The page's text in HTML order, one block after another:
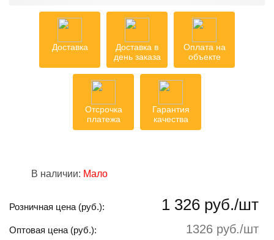
Доставка
Доставка в
день заказа
Оплата на
объекте
Отсрочка
платежа
Гарантия
качества
В наличии: Мало
Розничная цена (руб.): 1 326 руб./шт
Оптовая цена (руб.): 1326 руб./шт